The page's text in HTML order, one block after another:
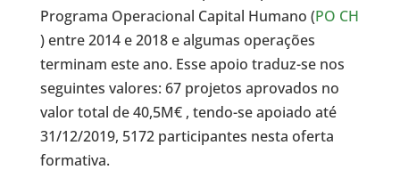
Programa Operacional Capital Humano (PO CH
) entre 2014 e 2018 e algumas operações
terminam este ano. Esse apoio traduz-se nos
seguintes valores: 67 projetos aprovados no
valor total de 40,5M€ , tendo-se apoiado até
31/12/2019, 5172 participantes nesta oferta
formativa.